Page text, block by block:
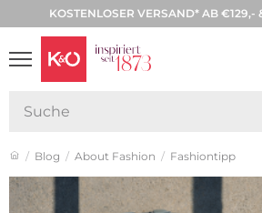
30 TAGE RÜCKGABE
Blog About Fashion Fashiontipp